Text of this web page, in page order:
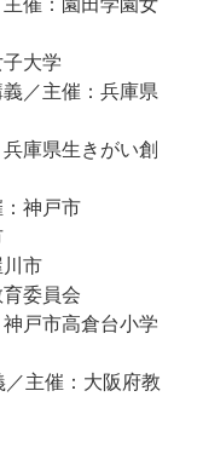
大学
／主催：兵庫県
庫県生きがい創
神戸市
市
委員会
戸市高倉台小学
／主催：大阪府教